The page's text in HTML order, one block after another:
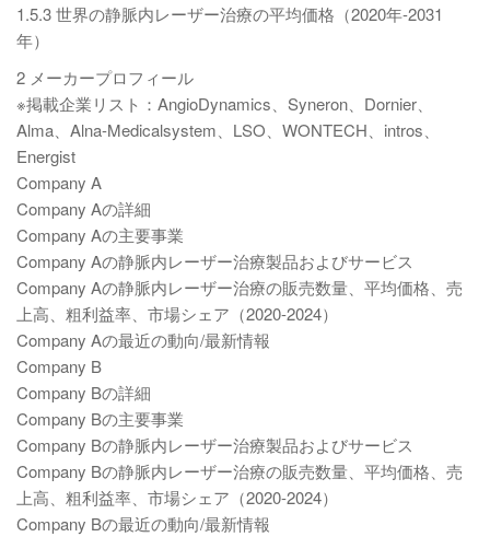
1.5.3 世界の静脈内レーザー治療の平均価格（2020年-2031
年）
2 メーカープロフィール
※掲載企業リスト：AngioDynamics、Syneron、Dornier、
Alma、Alna-Medicalsystem、LSO、WONTECH、intros、
Energist
Company A
Company Aの詳細
Company Aの主要事業
Company Aの静脈内レーザー治療製品およびサービス
Company Aの静脈内レーザー治療の販売数量、平均価格、売
上高、粗利益率、市場シェア（2020-2024）
Company Aの最近の動向/最新情報
Company B
Company Bの詳細
Company Bの主要事業
Company Bの静脈内レーザー治療製品およびサービス
Company Bの静脈内レーザー治療の販売数量、平均価格、売
上高、粗利益率、市場シェア（2020-2024）
Company Bの最近の動向/最新情報